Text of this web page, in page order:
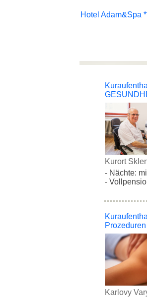
Hotel Adam&Spa
Kurort
- Nächte:
-
Prozeduren
Karlovy